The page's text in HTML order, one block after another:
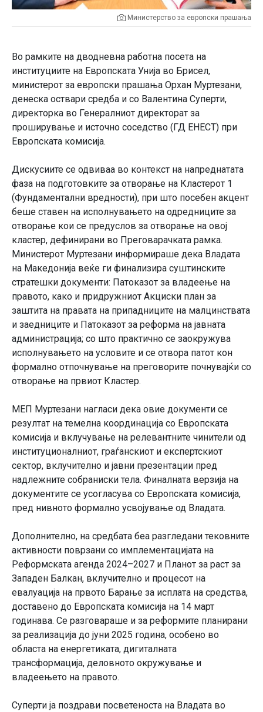
Министерство за европски прашања
Во рамките на дводневна работна посета на
институциите на Европската Унија во Брисел,
министерот за европски прашања Орхан Муртезани,
денеска оствари средба и со Валентина Суперти,
директорка во Генералниот директорат за
проширување и источно соседство (ГД ЕНЕСТ) при
Европската комисија.
Дискусиите се одвиваа во контекст на напреднатата
фаза на подготовките за отворање на Кластерот 1
(Фундаментални вредности), при што посебен акцент
беше ставен на исполнувањето на одредниците за
отворање кои се предуслов за отворање на овој
кластер, дефинирани во Преговарачката рамка.
Министерот Муртезани информираше дека Владата
на Македонија веќе ги финализира суштинските
стратешки документи: Патоказот за владеење на
правото, како и придружниот Акциски план за
заштита на правата на припадниците на малцинствата
и заедниците и Патоказот за реформа на јавната
администрација; со што практично се заокружува
исполнувањето на условите и се отвора патот кон
формално отпочнување на преговорите почнувајќи со
отворање на првиот Кластер.
МЕП Муртезани нагласи дека овие документи се
резултат на темелна координација со Европската
комисија и вклучување на релевантните чинители од
институционалниот, граѓанскиот и експертскиот
сектор, вклучително и јавни презентации пред
надлежните собраниски тела. Финалната верзија на
документите се усогласува со Европската комисија,
пред нивното формално усвојување од Владата.
Дополнително, на средбата беа разгледани тековните
активности поврзани со имплементацијата на
Реформската агенда 2024–2027 и Планот за раст за
Западен Балкан, вклучително и процесот на
евалуација на првото Барање за исплата на средства,
доставено до Европската комисија на 14 март
годинава. Се разговараше и за реформите планирани
за реализација до јуни 2025 година, особено во
областа на енергетиката, дигиталната
трансформација, деловното окружување и
владеењето на правото.
Суперти ја поздрави посветеноста на Владата во